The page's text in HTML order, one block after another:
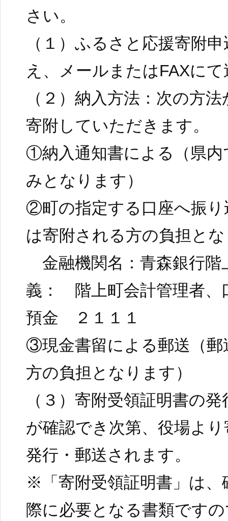
さい。
（１）ふるさと応援寄附
え、メールまたはFAXにて
（２）納入方法：次の方
寄附していただきます。
①納入通知書による（県内
みとなります）
②町の指定する口座へ振り
は寄附される方の負担と
金融機関名：青森銀行階
義： 階上町会計管理者
預金 ２１１１
③現金書留による郵送（郵
方の負担となります）
（３）寄附受領証明書の
が確認でき次第、役場よ
発行・郵送されます。
※「寄附受領証明書」は、
際に必要となる書類です